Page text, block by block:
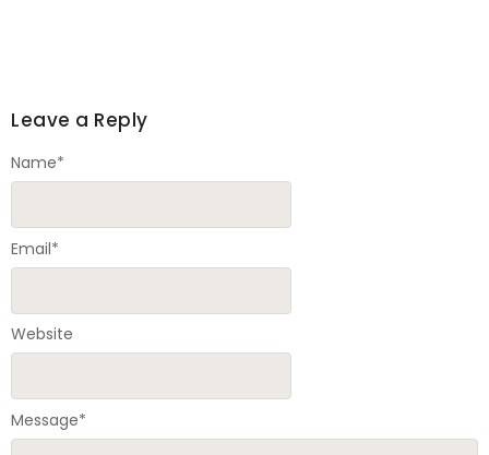
Leave a Reply
Message*
Name*
Email*
Website